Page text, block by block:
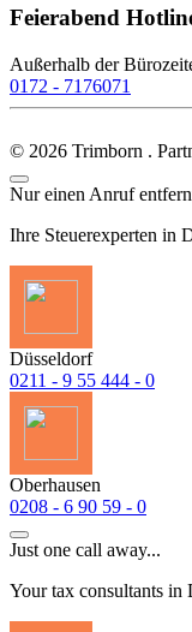
Feierabend
Außerhalb der
0172 - 7176071
© 2026 Trimborn .
Nur einen Anruf
Ihre Steuerexperten in
Düsseldorf
0211 - 9 55 444 - 0
Oberhausen
0208 - 6 90 59 - 0
Just one call away...
Your tax consultants in